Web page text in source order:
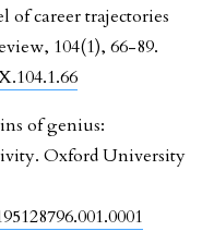
of career trajectories
104(1), 66-89.
of genius:
Oxford University